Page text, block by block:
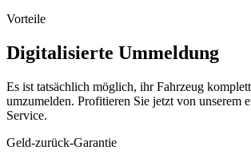
Vorteile
Digitalisierte Ummeldung
Es ist tatsächlich möglich, ihr Fahrzeug
umzumelden. Profitieren Sie jetzt von unserem
Service.
Geld-zurück-Garantie